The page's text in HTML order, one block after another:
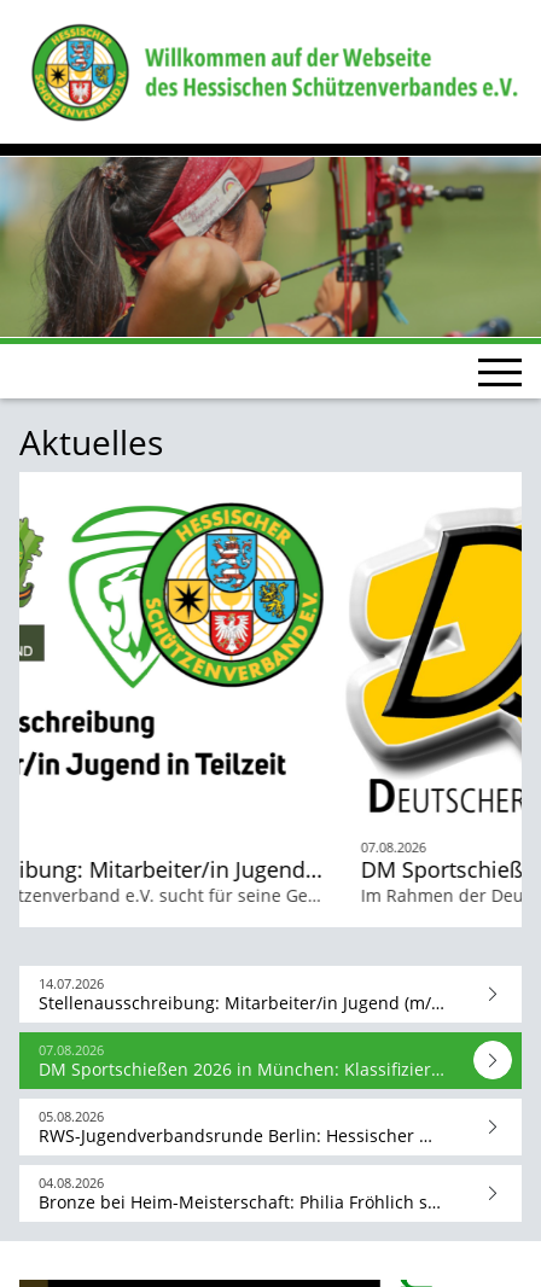
Aktuelles
DM Sportschießen 2026 in München: Klassifizierungstermine für Para-Sportschützen buchbar
Im Rahmen der Deutschen Meisterschaften Sportschießen 2026 auf der Olympia-Schießanlage in München-Hochbrück besteht für Paraschützinnen und Paraschützen wieder die Möglichkeit, sich durch Klassifiziererin Sylvia Torba einstufen zu lassen. Die Terminbuchung ist ab sofort online oder per E-Mail möglich.
14.07.2026
Stellenausschreibung: Mitarbeiter/in Jugend (m/w/d) in Teilzeit gesucht
07.08.2026
DM Sportschießen 2026 in München: Klassifizierungstermine für Para-Sportschützen buchbar
05.08.2026
RWS-Jugendverbandsrunde Berlin: Hessischer Nachwuchs glänzt mit starken Leistungen
04.08.2026
Bronze bei Heim-Meisterschaft: Philia Fröhlich sichert sich Edelmetall bei der DM Lichtschießen